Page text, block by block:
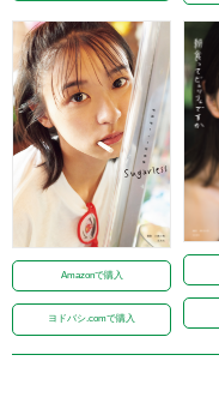
Amazonで購入
ヨドバシ.comで購入